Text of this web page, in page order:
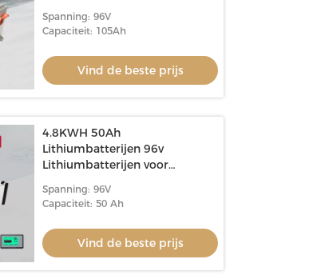
Spanning: 96V
Capaciteit: 105Ah
Vind de beste prijs
4.8KWH 50Ah
Lithiumbatterijen 96v
Lithiumbatterijen voor
Spanning: 96V
Capaciteit: 50 Ah
Vind de beste prijs